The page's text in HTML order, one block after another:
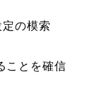
定の模索
ことを確信